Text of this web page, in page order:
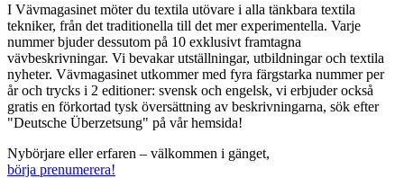
I Vävmagasinet möter du textila utövare i alla tänkbara textila
tekniker, från det traditionella till det mer experimentella. Varje
nummer bjuder dessutom på 10 exklusivt framtagna
vävbeskrivningar. Vi bevakar utställningar, utbildningar och textila
nyheter. Vävmagasinet utkommer med fyra färgstarka nummer per
år och trycks i 2 editioner: svensk och engelsk, vi erbjuder också
gratis en förkortad tysk översättning av beskrivningarna, sök efter
"Deutsche Überzetsung" på vår hemsida!
Nybörjare eller erfaren – välkommen i gänget,
börja prenumerera!